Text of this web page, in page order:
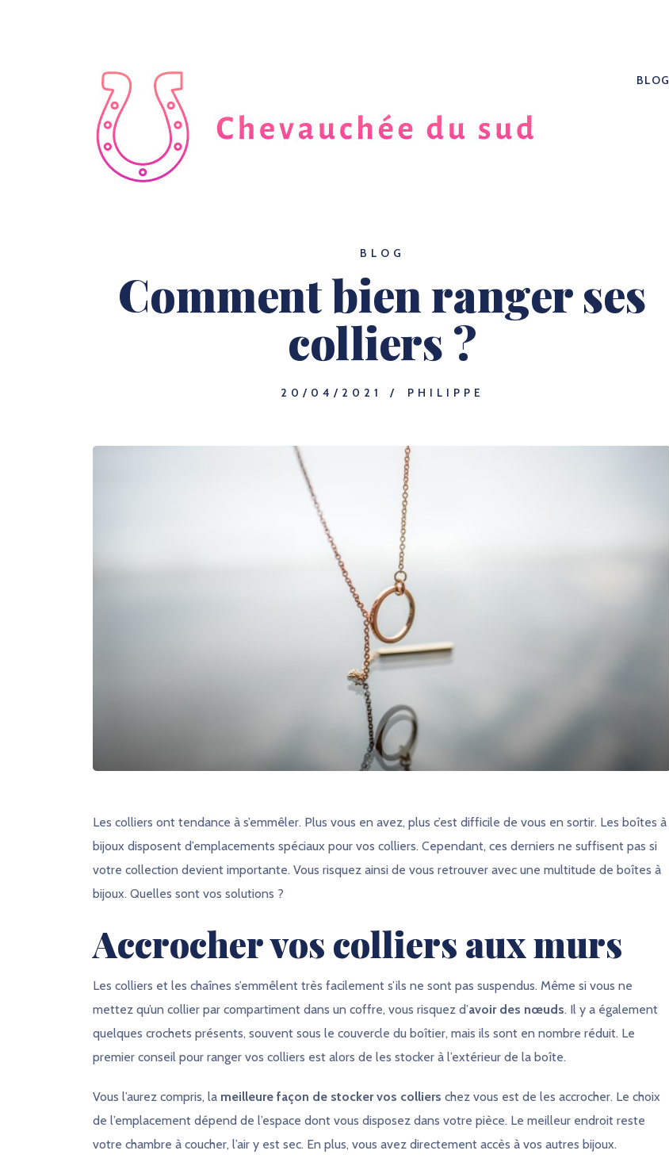
BLOG
BLOG
Comment bien ranger ses
colliers ?
20/04/2021 PHILIPPE
Les colliers ont tendance à s’emmêler. Plus vous en avez, plus c’est difficile de vous en sortir. Les boîtes à
bijoux disposent d’emplacements spéciaux pour vos colliers. Cependant, ces derniers ne suffisent pas si
votre collection devient importante. Vous risquez ainsi de vous retrouver avec une multitude de boîtes à
bijoux. Quelles sont vos solutions ?
Accrocher vos colliers aux murs
Les colliers et les chaînes s’emmêlent très facilement s’ils ne sont pas suspendus. Même si vous ne
mettez qu’un collier par compartiment dans un coffre, vous risquez d’avoir des nœuds. Il y a également
quelques crochets présents, souvent sous le couvercle du boîtier, mais ils sont en nombre réduit. Le
premier conseil pour ranger vos colliers est alors de les stocker à l’extérieur de la boîte.
Vous l’aurez compris, la meilleure façon de stocker vos colliers chez vous est de les accrocher. Le choix
de l’emplacement dépend de l’espace dont vous disposez dans votre pièce. Le meilleur endroit reste
votre chambre à coucher, l’air y est sec. En plus, vous avez directement accès à vos autres bijoux.